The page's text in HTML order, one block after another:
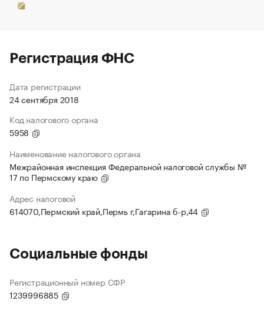
Регистрация ФНС
Дата регистрации
24 сентября 2018
Код налогового органа
5958
Наименование налогового органа
Межрайонная инспекция Федеральной налоговой службы №
17 по Пермскому краю
Адрес налоговой
614070,Пермский край,Пермь г,Гагарина б-р,44
Социальные фонды
Регистрационный номер СФР
1239996885